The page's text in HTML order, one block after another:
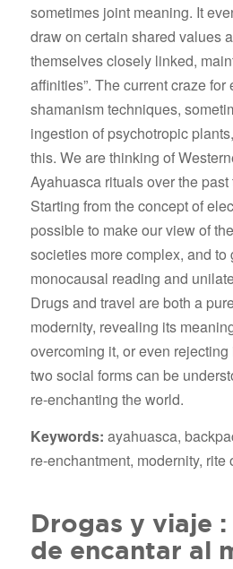
sometimes joint meaning. It
draw on certain shared values
themselves closely linked,
affinities”. The current craze for
shamanism techniques,
ingestion of psychotropic
this. We are thinking of
Ayahuasca rituals over the
Starting from the concept of
possible to make our view of
societies more complex, and to
monocausal reading and
Drugs and travel are both a
modernity, revealing its
overcoming it, or even
two social forms can be
re-enchanting the world.
Keywords: ayahuasca,
re-enchantment, modernity, rite
Drogas y viaje
de encantar al